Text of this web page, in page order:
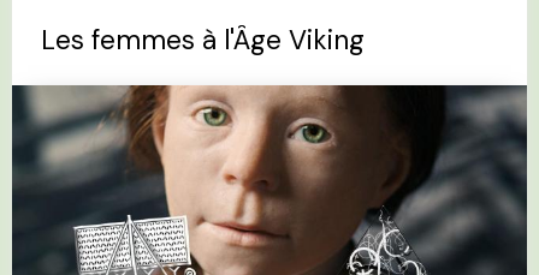
Les femmes à l'Âge Viking